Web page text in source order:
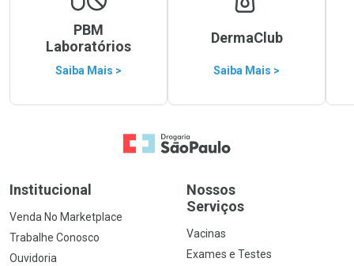
PBM
Laboratórios
Saiba Mais >
DermaClub
Saiba Mais >
Ir para a Home
Institucional
Venda No Marketplace
Trabalhe Conosco
Ouvidoria
Nossos
Serviços
Vacinas
Exames e Testes